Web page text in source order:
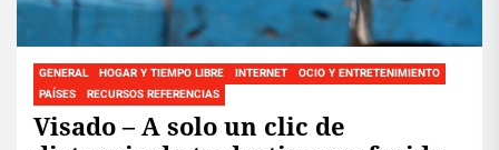
GENERAL HOGAR Y TIEMPO LIBRE INTERNET
OCIO Y ENTRETENIMIENTO
PAÍSES
RECURSOS REFERENCIAS
Visado – A solo un clic de